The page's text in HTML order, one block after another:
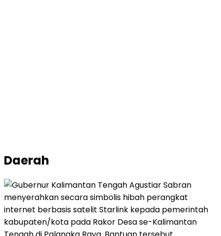
Daerah